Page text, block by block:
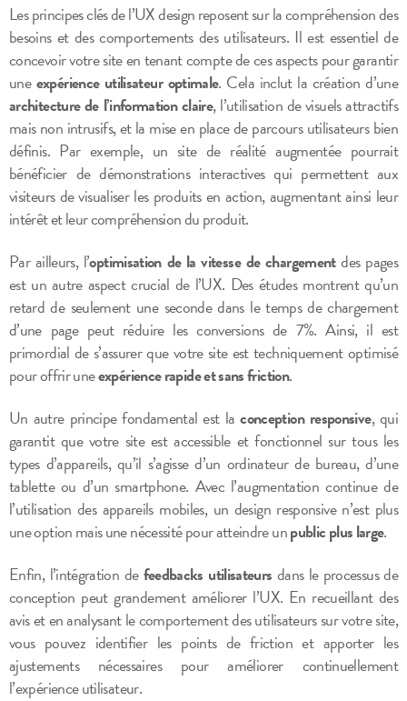
Les principes clés de l’UX design reposent sur la compréhension des
besoins et des comportements des utilisateurs. Il est essentiel de
concevoir votre site en tenant compte de ces aspects pour garantir
uneexpérience utilisateur optimale. Cela inclut la création d’une
architecture de l’information claire, l’utilisation de visuels attractifs
mais non intrusifs, et la mise en place de parcours utilisateurs bien
définis. Par exemple, un site de réalité augmentée pourrait
bénéficier de démonstrations interactives qui permettent aux
visiteurs de visualiser les produits en action, augmentant ainsi leur
intérêt et leur compréhension du produit.
Par ailleurs, l’optimisation de la vitesse de chargementdes pages
est un autre aspect crucial de l’UX. Des études montrent qu’un
retard de seulement une seconde dans le temps de chargement
d’une page peut réduire les conversions de 7%. Ainsi, il est
primordial de s’assurer que votre site est techniquement optimisé
pour offrir uneexpérience rapide et sans friction.
Un autre principe fondamental est laconception responsive, qui
garantit que votre site est accessible et fonctionnel sur tous les
types d’appareils, qu’il s’agisse d’un ordinateur de bureau, d’une
tablette ou d’un smartphone. Avec l’augmentation continue de
l’utilisation des appareils mobiles, un design responsive n’est plus
une option mais une nécessité pour atteindre unpublic plus large.
Enfin, l’intégration defeedbacks utilisateurs dans le processus de
conception peut grandement améliorer l’UX. En recueillant des
avis et en analysant le comportement des utilisateurs sur votre site,
vous pouvez identifier les points de friction et apporter les
ajustements nécessaires pour améliorer continuellement
l’expérience utilisateur.